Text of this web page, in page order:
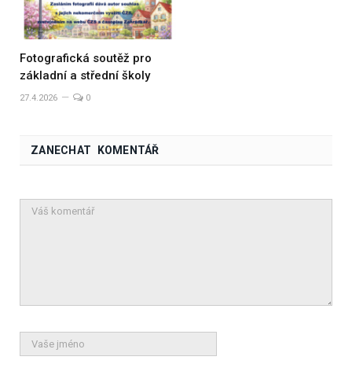
Fotografická soutěž pro
základní a střední školy
27.4.2026 0
ZANECHAT KOMENTÁŘ